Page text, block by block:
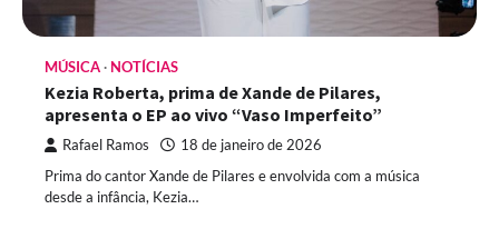
MÚSICA NOTÍCIAS
Kezia Roberta, prima de Xande de Pilares,
apresenta o EP ao vivo “Vaso Imperfeito”
Rafael Ramos 18 de janeiro de 2026
Prima do cantor Xande de Pilares e envolvida com a música
desde a infância, Kezia…